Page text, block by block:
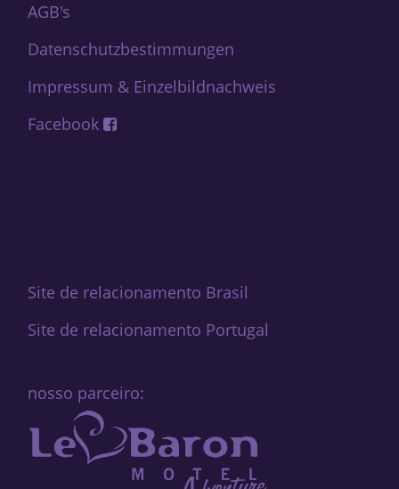
AGB's
Datenschutzbestimmungen
Impressum & Einzelbildnachweis
Facebook
Site de relacionamento Brasil
Site de relacionamento Portugal
nosso parceiro: